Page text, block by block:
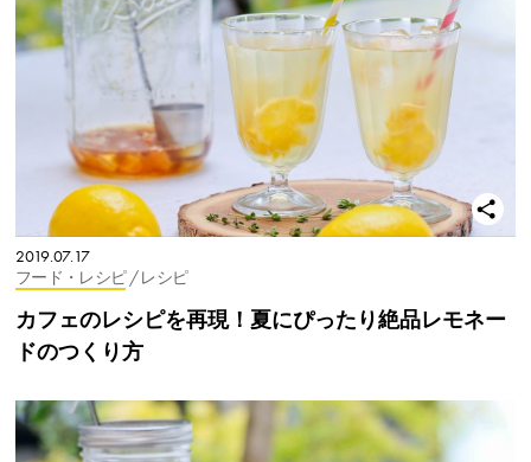
2019.07.17
フード・レシピ / レシピ
カフェのレシピを再現！夏にぴったり絶品レモネー
ドのつくり方